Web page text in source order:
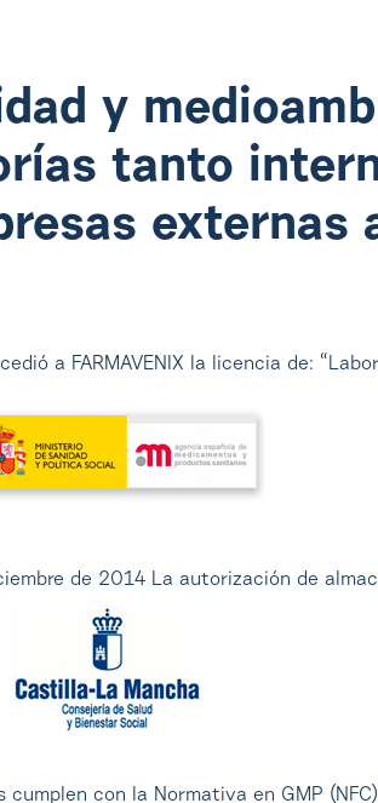
y
tanto
externas
a FARMAVENIX la licencia de:
de 2014 La autorización de
con la Normativa en GMP